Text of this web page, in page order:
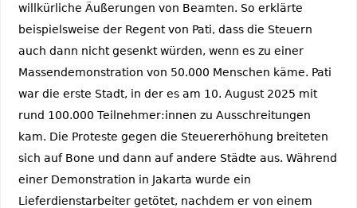
willkürliche Äußerungen von Beamten. So erklärte
beispielsweise der Regent von Pati, dass die Steuern
auch dann nicht gesenkt würden, wenn es zu einer
Massendemonstration von 50.000 Menschen käme. Pati
war die erste Stadt, in der es am 10. August 2025 mit
rund 100.000 Teilnehmer:innen zu Ausschreitungen
kam. Die Proteste gegen die Steuererhöhung breiteten
sich auf Bone und dann auf andere Städte aus. Während
einer Demonstration in Jakarta wurde ein
Lieferdienstarbeiter getötet, nachdem er von einem